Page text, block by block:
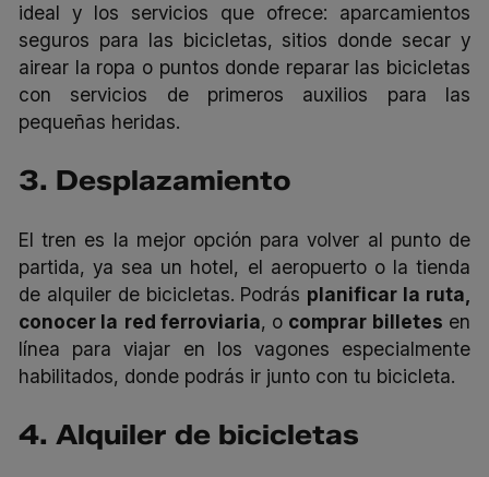
ideal y los servicios que ofrece: aparcamientos
seguros para las bicicletas, sitios donde secar y
airear la ropa o puntos donde reparar las bicicletas
con servicios de primeros auxilios para las
pequeñas heridas.
3. Desplazamiento
El tren es la mejor opción para volver al punto de
partida, ya sea un hotel, el aeropuerto o la tienda
de alquiler de bicicletas. Podrás planificar la ruta
conocer la red ferroviaria, o comprar billetes en
línea para viajar en los vagones especialmente
habilitados, donde podrás ir junto con tu bicicleta.
4. Alquiler de bicicletas